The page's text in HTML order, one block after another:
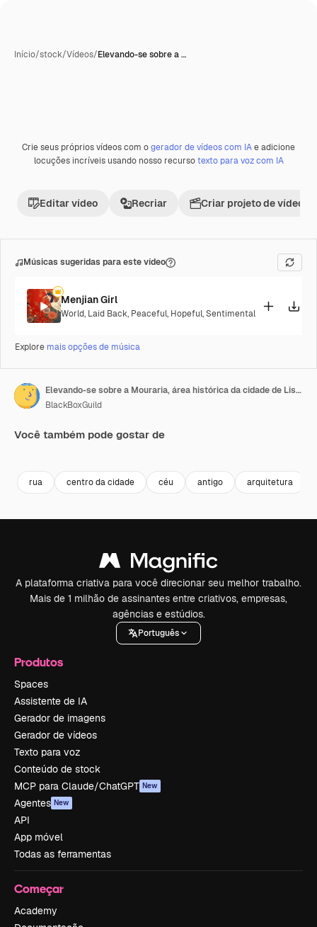
Início/stock/Vídeos/Elevando-se sobre a …
Premium
Crie seus próprios vídeos com ogerador de vídeos com IAe adicione
locuções incríveis usando nosso recursotexto para voz com IA
Editar vídeo Recriar Criar projeto de vídeo
Músicas sugeridas para este vídeo
Menjian Girl
World, Laid Back, Peaceful, Hopeful,Sentimental
Explore mais opções de música
Elevando-se sobre a Mouraria, área histórica da cidade de Lisboa e sobrevoando Lisboa, Portugal
BlackBoxGuild
Você também pode gostar de
rua centro da cidade céu antigo arquitetura
A plataforma criativa para você direcionar seu melhor trabalho.
Mais de 1 milhão de assinantes entre criativos, empresas,
agências e estúdios.
Português
Produtos
Spaces
Assistente de IA
Gerador de imagens
Gerador de vídeos
Texto para voz
Conteúdo de stock
MCP para Claude/ChatGPT New
Agentes New
API
App móvel
Todas as ferramentas
Começar
Academy